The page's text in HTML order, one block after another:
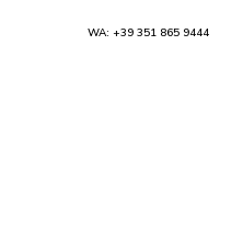
WA: +39 351 865 9444